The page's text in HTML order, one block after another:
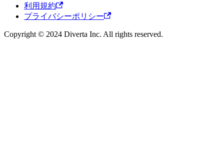
利用規約
プライバシーポリシー
Copyright © 2024 Diverta Inc. All rights reserved.